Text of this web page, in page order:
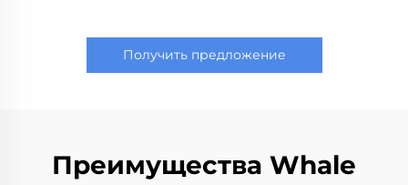
Получить предложение
Преимущества Whale